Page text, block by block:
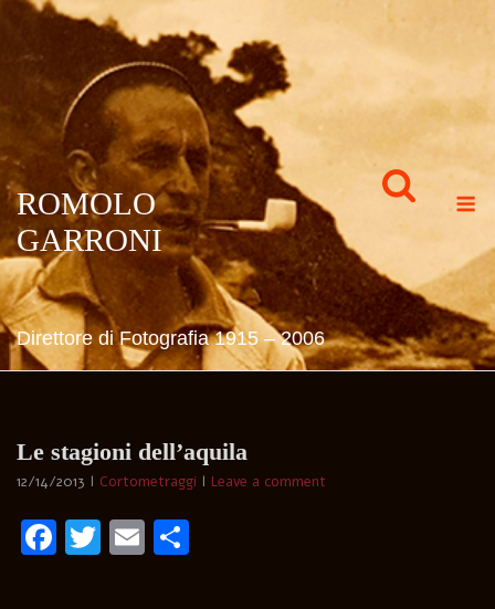
ROMOLO
GARRONI
Direttore di Fotografia 1915 – 2006
Le stagioni dell’aquila
12/14/2013 Cortometraggi Leave a comment
Facebook
Twitter
Email